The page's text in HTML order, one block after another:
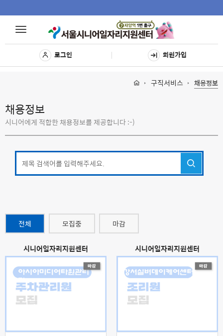
Toggle
navigation
로그인 회원가입
구직서비스 채용정보
채용정보
시니어에게 적합한 채용정보를 제공합니다 :-)
전체 모집중 마감
시니어일자리지원센터 시니어일자리지원센터